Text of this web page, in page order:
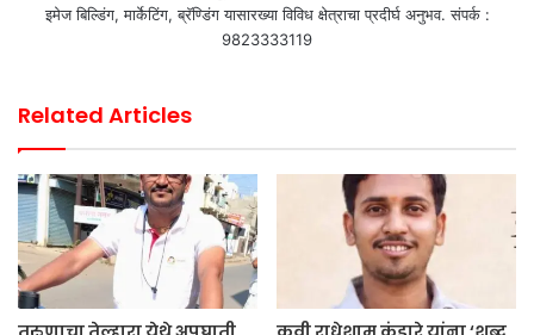
इमेज बिल्डिंग, मार्केटिंग, ब्रॅण्डिंग यासारख्या विविध क्षेत्राचा प्रदीर्घ अनुभव. संपर्क :
9823333119
Related Articles